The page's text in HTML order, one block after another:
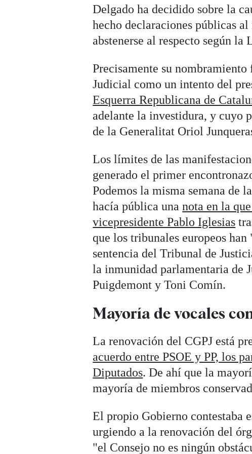
Delgado ha decidido sobre la
hecho declaraciones públicas al
abstenerse al respecto según
Precisamente su
Judicial como un intento del
Esquerra Republicana de
adelante la investidura, y cuyo
de la Generalitat Oriol
Los límites de las
generado el primer
Podemos la misma semana de
hacía pública unanota en la
vicepresidente Pablo Iglesias
que los tribunales europeos
sentencia del Tribunal de
la inmunidad parlamentaria de
Puigdemont y Toni Comín.
Mayoría de vocales
La renovación del CGPJ está
acuerdo entre PSOE y PP, los
Diputados. De ahí que la
mayoría de miembros
El propio Gobierno contestaba
urgiendo a la renovación del
"el Consejo no es ningún